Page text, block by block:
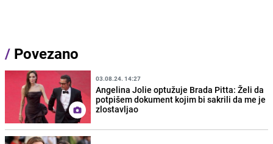
/ Povezano
03.08.24. 14:27
Angelina Jolie optužuje Brada Pitta: Želi da
potpišem dokument kojim bi sakrili da me je
zlostavljao